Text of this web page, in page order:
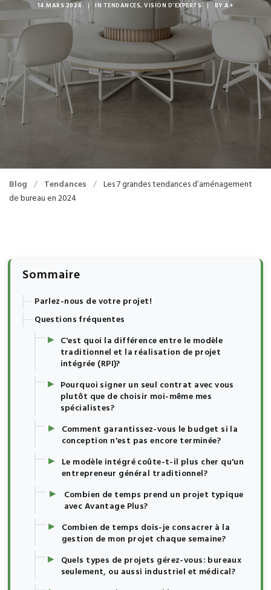
14 MARS 2024 | IN TENDANCES,VISION D'EXPERTS | BYA+
Blog / Tendances / Les 7 grandes tendances d’aménagement
de bureau en 2024
Sommaire
Parlez-nous de votre projet!
Questions fréquentes
▸ C'est quoi la différence entre le modèle
traditionnel et la réalisation de projet
intégrée (RPI)?
▸ Pourquoi signer un seul contrat avec vous
plutôt que de choisir moi-même mes
spécialistes?
▸ Comment garantissez-vous le budget si la
conception n'est pas encore terminée?
▸ Le modèle intégré coûte-t-il plus cher qu'un
entrepreneur général traditionnel?
▸
Combien de temps prend un projet typique
avec Avantage Plus?
▸ Combien de temps dois-je consacrer à la
gestion de mon projet chaque semaine?
▸ Quels types de projets gérez-vous: bureaux
seulement, ou aussi industriel et médical?